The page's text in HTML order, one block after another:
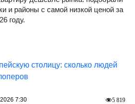
и районы с самой низкой ценой за
году.
5 819
7:30